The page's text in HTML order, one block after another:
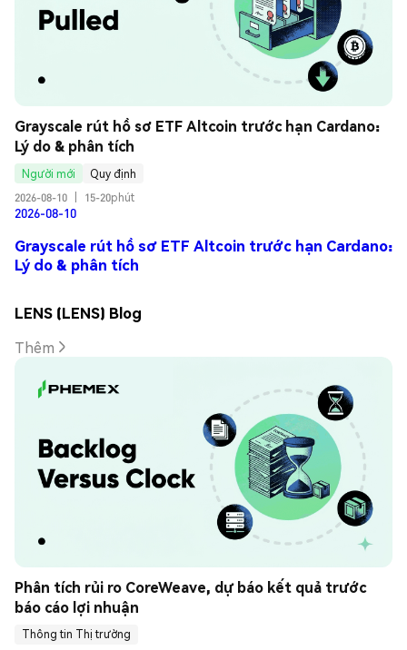
Grayscale rút hồ sơ ETF Altcoin trước hạn Cardano:
Lý do & phân tích
Người mới
Quy định
2026-08-10
15-20phút
2026-08-10
Grayscale rút hồ sơ ETF Altcoin trước hạn Cardano:
Lý do & phân tích
LENS (LENS) Blog
Thêm
Phân tích rủi ro CoreWeave, dự báo kết quả trước
báo cáo lợi nhuận
Thông tin Thị trường